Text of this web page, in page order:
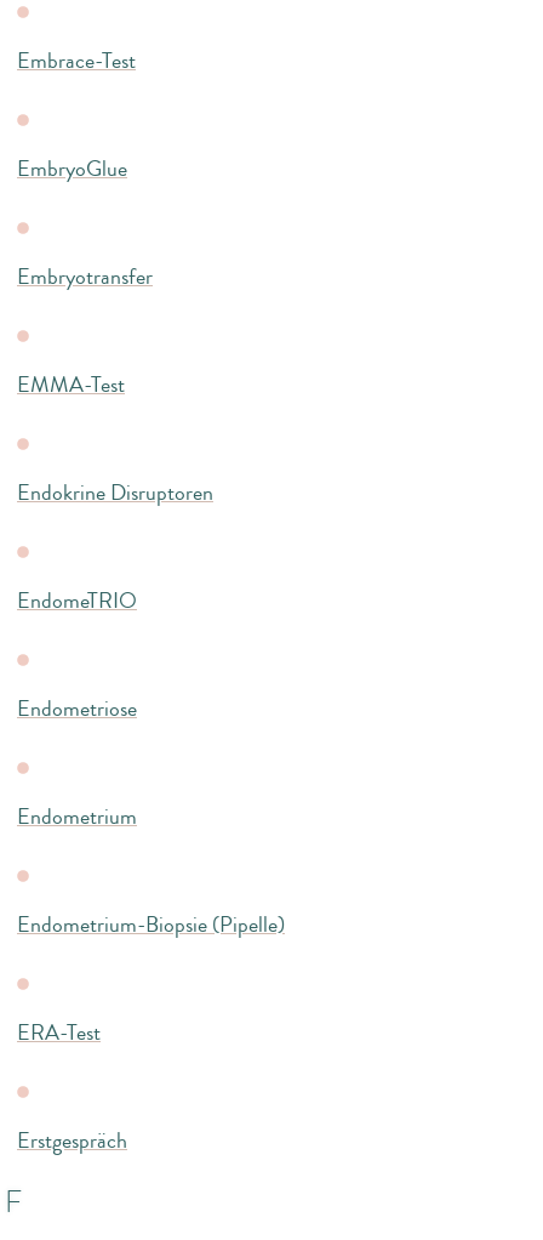
Embrace-Test
EmbryoGlue
Embryotransfer
EMMA-Test
Endokrine Disruptoren
EndomeTRIO
Endometriose
Endometrium
Endometrium-Biopsie (Pipelle)
ERA-Test
Erstgespräch
F